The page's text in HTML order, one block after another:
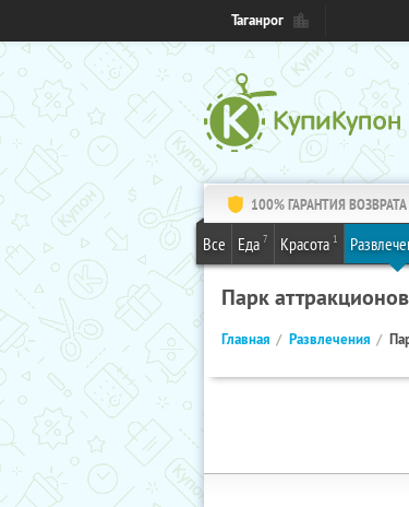
Таганрог
100% ГАРАНТИЯ ВОЗВРАТА
Все Еда 7 Красота 1
Парк аттракционов
Главная Развлечения